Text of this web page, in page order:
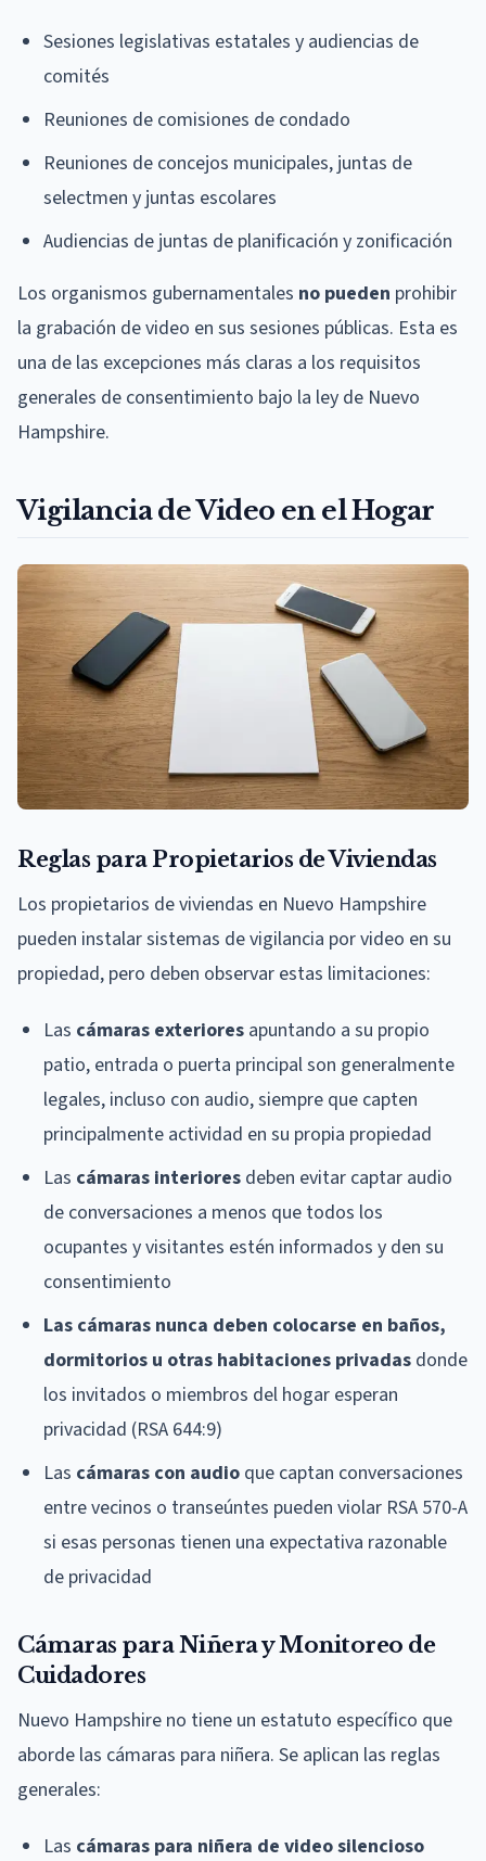
Sesiones legislativas estatales y audiencias de
comités
Reuniones de comisiones de condado
Reuniones de concejos municipales, juntas de
selectmen y juntas escolares
Audiencias de juntas de planificación y zonificación
Los organismos gubernamentales no pueden prohibir
la grabación de video en sus sesiones públicas. Esta es
una de las excepciones más claras a los requisitos
generales de consentimiento bajo la ley de Nuevo
Hampshire.
Vigilancia de Video en el Hogar
Reglas para Propietarios de Viviendas
Los propietarios de viviendas en Nuevo Hampshire
pueden instalar sistemas de vigilancia por video en su
propiedad, pero deben observar estas limitaciones:
Las cámaras exteriores apuntando a su propio
patio, entrada o puerta principal son generalmente
legales, incluso con audio, siempre que capten
principalmente actividad en su propia propiedad
Las cámaras interiores deben evitar captar audio
de conversaciones a menos que todos los
ocupantes y visitantes estén informados y den su
consentimiento
Las cámaras nunca deben colocarse en baños,
dormitorios u otras habitaciones privadas donde
los invitados o miembros del hogar esperan
privacidad (RSA 644:9)
Las cámaras con audio que captan conversaciones
entre vecinos o transeúntes pueden violar RSA 570-A
si esas personas tienen una expectativa razonable
de privacidad
Cámaras para Niñera y Monitoreo de
Cuidadores
Nuevo Hampshire no tiene un estatuto específico que
aborde las cámaras para niñera. Se aplican las reglas
generales:
Las cámaras para niñera de video silencioso